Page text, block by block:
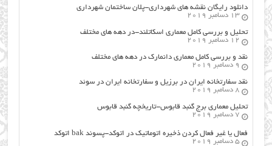
دانلود رایگان نقشه های شهرداری-پلان ساختمان شهرداری
13 دسامبر 2019
تحلیل و بررسی کامل معماری اسکاتلند-در دهه های مختلف
12 دسامبر 2019
نقد و بررسی کامل معماری دانمارک در دهه های مختلف
9 دسامبر 2019
نقد سفارتخانه ایران در برزیل و سفارتخانه ایران در سوئد
8 دسامبر 2019
تحلیل معماری برج گنبد قابوس-تاریخچه گنبد قابوس
7 دسامبر 2019
فعال یا غیر فعال کردن ذخیره اتوماتیک در اتوکد-پسوند bak اتوکد
5 دسامبر 2019